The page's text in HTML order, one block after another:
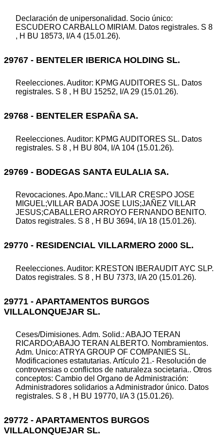
Declaración de unipersonalidad. Socio único:
ESCUDERO CARBALLO MIRIAM. Datos registrales. S 8
, H BU 18573, I/A 4 (15.01.26).
29767 - BENTELER IBERICA HOLDING SL.
Reelecciones. Auditor: KPMG AUDITORES SL. Datos
registrales. S 8 , H BU 15252, I/A 29 (15.01.26).
29768 - BENTELER ESPAÑA SA.
Reelecciones. Auditor: KPMG AUDITORES SL. Datos
registrales. S 8 , H BU 804, I/A 104 (15.01.26).
29769 - BODEGAS SANTA EULALIA SA.
Revocaciones. Apo.Manc.: VILLAR CRESPO JOSE
MIGUEL;VILLAR BADA JOSE LUIS;JAÑEZ VILLAR
JESUS;CABALLERO ARROYO FERNANDO BENITO.
Datos registrales. S 8 , H BU 3694, I/A 18 (15.01.26).
29770 - RESIDENCIAL VILLARMERO 2000 SL.
Reelecciones. Auditor: KRESTON IBERAUDIT AYC SLP.
Datos registrales. S 8 , H BU 7373, I/A 20 (15.01.26).
29771 - APARTAMENTOS BURGOS
VILLALONQUEJAR SL.
Ceses/Dimisiones. Adm. Solid.: ABAJO TERAN
RICARDO;ABAJO TERAN ALBERTO. Nombramientos.
Adm. Unico: ATRYA GROUP OF COMPANIES SL.
Modificaciones estatutarias. Artículo 21.- Resolución de
controversias o conflictos de naturaleza societaria.. Otros
conceptos: Cambio del Organo de Administración:
Administradores solidarios a Administrador único. Datos
registrales. S 8 , H BU 19770, I/A 3 (15.01.26).
29772 - APARTAMENTOS BURGOS
VILLALONQUEJAR SL.